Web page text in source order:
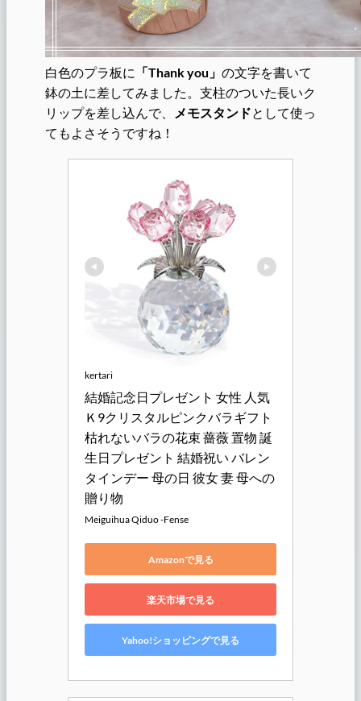
白色のプラ板に 「Thank you」 の文字を書いて
鉢の土に差してみました。支柱のついた長いク
リップを差し込んで、
メモスタンドとして使っ
てもよさそうですね！
kertari
結婚記念日プレゼント 女性 人気
Ｋ9クリスタルピンクバラギフト
枯れないバラの花束 薔薇 置物 誕
生日プレゼント 結婚祝い バレン
タインデー 母の日 彼女 妻 母への
贈り物
Meiguihua Qiduo -Fense
Amazonで見る
楽天市場で見る
Yahoo!ショッピングで見る